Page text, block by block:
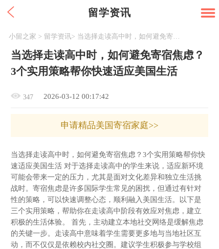
留学资讯
小留之家 > 留学资讯>
当选择走读高中时，如何避免寄宿焦虑？
3个实用策略帮你快速适应美国生活
347 2026-03-12 00:17:42
申请精品美国寄宿家庭>>
当选择走读高中时，如何避免寄宿焦虑？3个实用策略帮你快
速适应美国生活 对于选择走读高中的学生来说，适应新环境
可能会带来一定的压力，尤其是面对文化差异和独立生活挑
战时。寄宿焦虑是许多国际学生常见的困扰，但通过有针对
性的策略，可以快速调整心态，顺利融入美国生活。以下是
三个实用策略，帮助你在走读高中阶段有效应对焦虑，建立
积极的生活体验。 首先，主动建立本地社交网络是缓解焦虑
的关键一步。走读高中意味着学生需要更多地与当地社区互
动，而不仅仅是依赖校内社交圈。建议学生积极参与学校组